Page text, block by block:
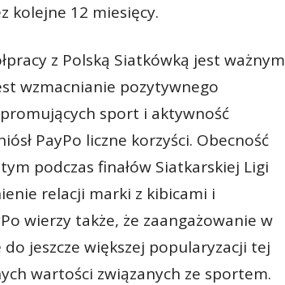
kolejne 12 miesięcy.
z Polską Siatkówką jest ważnym
wzmacnianie pozytywnego
sport i aktywność
PayPo liczne korzyści. Obecność
podczas finałów Siatkarskiej Ligi
relacji marki z kibicami i
wierzy także, że zaangażowanie w
jeszcze większej popularyzacji tej
wartości związanych ze sportem.